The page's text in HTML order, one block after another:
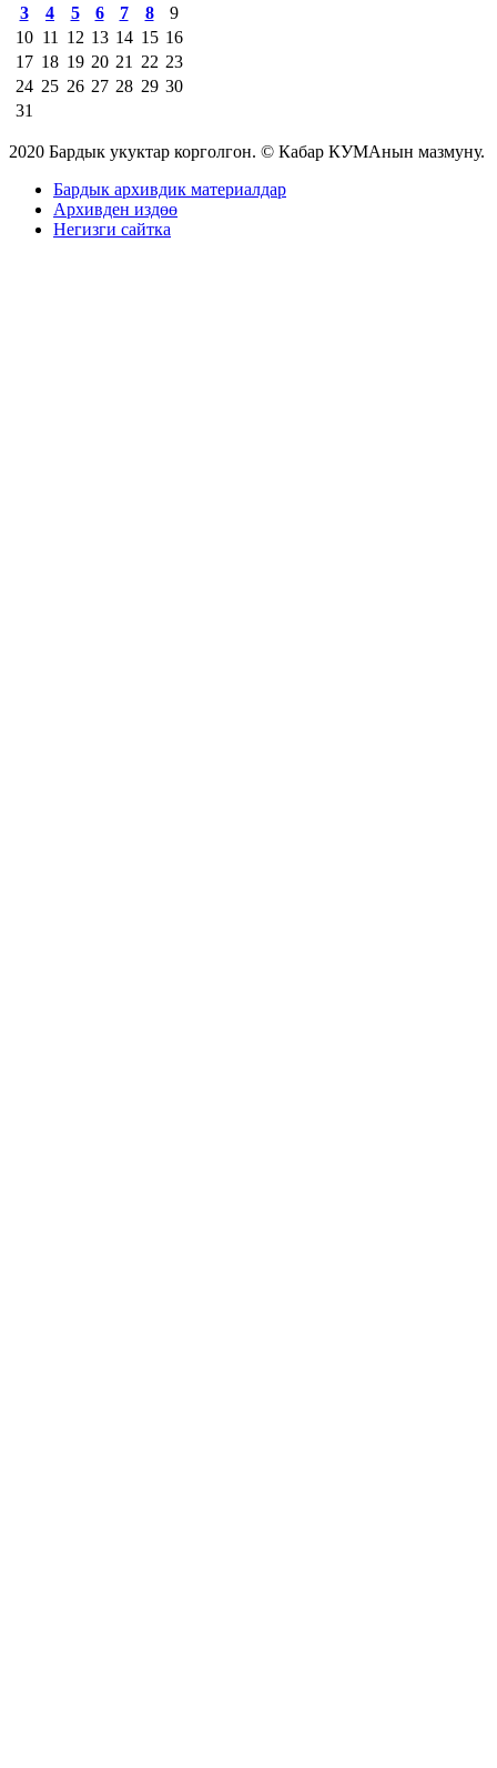
3
4 5 6 7 8
9
10 11 12 13 14 15 16
17 18 19 20 21 22 23
24 25 26 27 28 29 30
31
2020 Бардык укуктар корголгон. © Кабар КУМАнын мазмуну.
Бардык архивдик материалдар
Архивден издөө
Негизги сайтка